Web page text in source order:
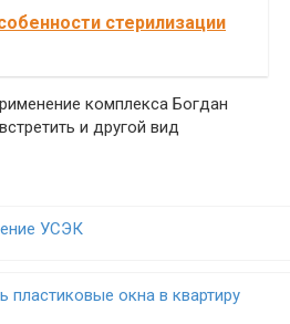
стерилизации
комплекса Богдан
и другой вид
УСЭК
пластиковые окна в квартиру